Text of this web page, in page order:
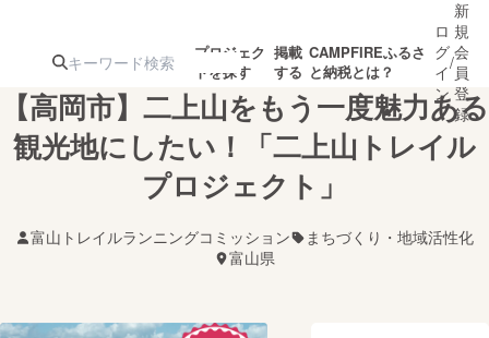
プロジェク
トを探す
注目のリ 注目の新着プロ募集終了が近いプ
掲載
する
CAMPFIREふるさ
と納税とは？
ロ
グ
イ
ン
/
新
規
会
員
登
録
【高岡市】二上山をもう一度魅力ある
観光地にしたい！「二上山トレイル
プロジェクト」
富山トレイルランニングコミッション
まちづくり・地域活性化
富山県